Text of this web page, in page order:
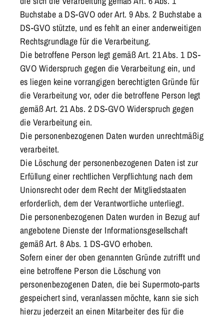
Buchstabe a DS-GVO oder Art. 9 Abs. 2 Buchstabe a
DS-GVO stützte, und es fehlt an einer anderweitigen
Rechtsgrundlage für die Verarbeitung.
Die betroffene Person legt gemäß Art. 21 Abs. 1 DS-
GVO Widerspruch gegen die Verarbeitung ein, und
es liegen keine vorrangigen berechtigten Gründe für
die Verarbeitung vor, oder die betroffene Person legt
gemäß Art. 21 Abs. 2 DS-GVO Widerspruch gegen
die Verarbeitung ein.
Die personenbezogenen Daten wurden unrechtmäßig
verarbeitet.
Die Löschung der personenbezogenen Daten ist zur
Erfüllung einer rechtlichen Verpflichtung nach dem
Unionsrecht oder dem Recht der Mitgliedstaaten
erforderlich, dem der Verantwortliche unterliegt.
Die personenbezogenen Daten wurden in Bezug auf
angebotene Dienste der Informationsgesellschaft
gemäß Art. 8 Abs. 1 DS-GVO erhoben.
Sofern einer der oben genannten Gründe zutrifft und
eine betroffene Person die Löschung von
personenbezogenen Daten, die bei Supermoto-parts
gespeichert sind, veranlassen möchte, kann sie sich
hierzu jederzeit an einen Mitarbeiter des für die